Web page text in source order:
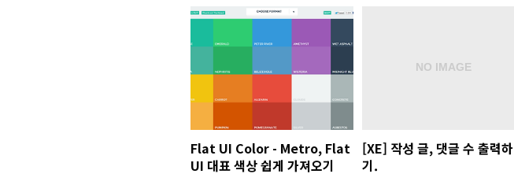
Flat UI Color - Metro, Flat
UI 대표 색상 쉽게 가져오기
[XE] 작성 글, 댓글 수 출력하
기.